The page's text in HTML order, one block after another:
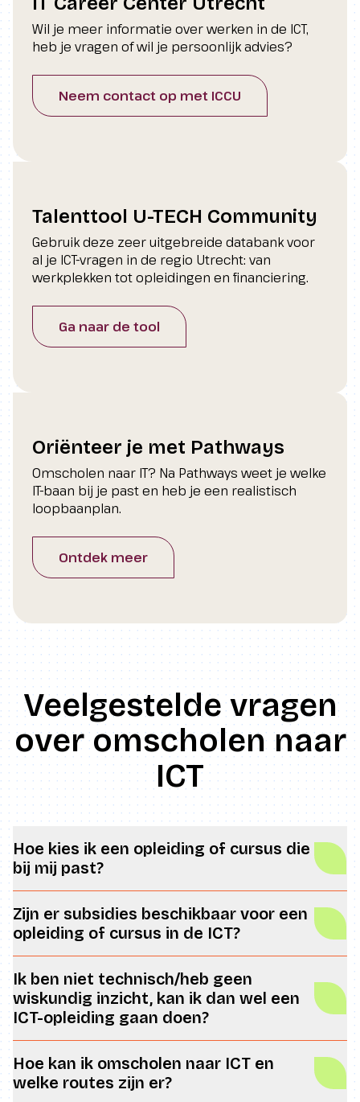
Wil je meer informatie over werken in de ICT,
heb je vragen of wil je persoonlijk advies?
Neem contact op met ICCU
Talenttool U-TECH Community
Gebruik deze zeer uitgebreide databank voor
al je ICT-vragen in de regio Utrecht: van
werkplekken tot opleidingen en financiering.
Ga naar de tool
Oriënteer je met Pathways
Omscholen naar IT? Na Pathways weet je welke
IT-baan bij je past en heb je een realistisch
loopbaanplan.
Ontdek meer
Veelgestelde vragen
over omscholen naar
ICT
Hoe kies ik een opleiding of cursus die
bij mij past?
Zijn er subsidies beschikbaar voor een
opleiding of cursus in de ICT?
Ik ben niet technisch/heb geen
wiskundig inzicht, kan ik dan wel een
ICT-opleiding gaan doen?
Hoe kan ik omscholen naar ICT en
welke routes zijn er?